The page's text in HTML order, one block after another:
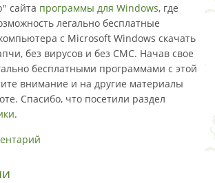
сайта программы для Windows, где
легально бесплатные
с Microsoft Windows скачать
без вирусов и без СМС. Начав свое
бесплатными программами с этой
внимание и на другие материалы
Спасибо, что посетили раздел
.